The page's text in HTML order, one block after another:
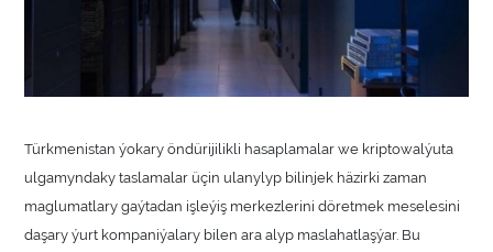
Türkmenistan ýokary öndürijilikli hasaplamalar we kriptowalýuta
ulgamyndaky taslamalar üçin ulanylyp bilinjek häzirki zaman
maglumatlary gaýtadan işleýiş merkezlerini döretmek meselesini
daşary ýurt kompaniýalary bilen ara alyp maslahatlaşýar. Bu